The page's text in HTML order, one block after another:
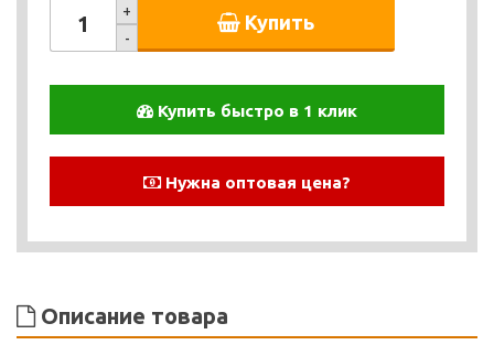
+
-
Купить
Купить быстро в 1 клик
Нужна оптовая цена?
Описание товара